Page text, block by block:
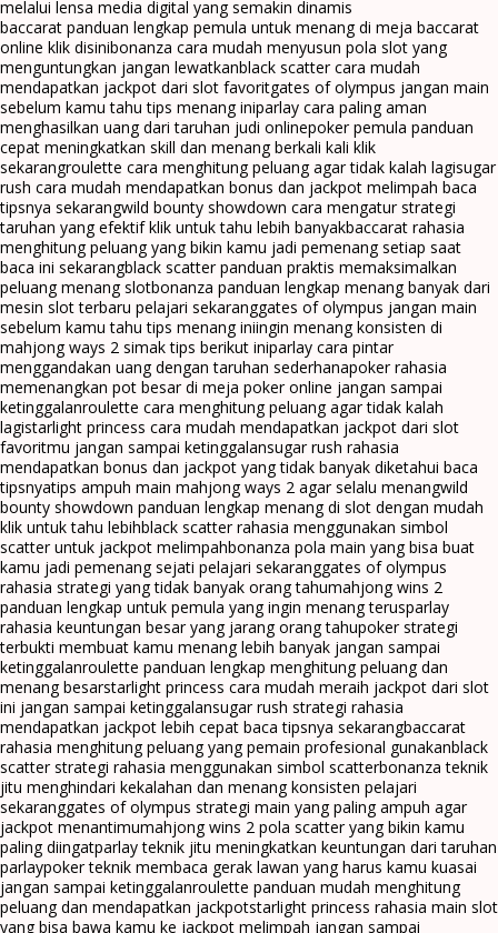
melalui lensa media digital yang semakin dinamis
baccarat panduan lengkap pemula untuk menang di meja baccarat
online klik disinibonanza cara mudah menyusun pola slot yang
menguntungkan jangan lewatkanblack scatter cara mudah
mendapatkan jackpot dari slot favoritgates of olympus jangan main
sebelum kamu tahu tips menang iniparlay cara paling aman
menghasilkan uang dari taruhan judi onlinepoker pemula panduan
cepat meningkatkan skill dan menang berkali kali klik
sekarangroulette cara menghitung peluang agar tidak kalah lagisugar
rush cara mudah mendapatkan bonus dan jackpot melimpah baca
tipsnya sekarangwild bounty showdown cara mengatur strategi
taruhan yang efektif klik untuk tahu lebih banyakbaccarat rahasia
menghitung peluang yang bikin kamu jadi pemenang setiap saat
baca ini sekarangblack scatter panduan praktis memaksimalkan
peluang menang slotbonanza panduan lengkap menang banyak dari
mesin slot terbaru pelajari sekaranggates of olympus jangan main
sebelum kamu tahu tips menang iniingin menang konsisten di
mahjong ways 2 simak tips berikut iniparlay cara pintar
menggandakan uang dengan taruhan sederhanapoker rahasia
memenangkan pot besar di meja poker online jangan sampai
ketinggalanroulette cara menghitung peluang agar tidak kalah
lagistarlight princess cara mudah mendapatkan jackpot dari slot
favoritmu jangan sampai ketinggalansugar rush rahasia
mendapatkan bonus dan jackpot yang tidak banyak diketahui baca
tipsnyatips ampuh main mahjong ways 2 agar selalu menangwild
bounty showdown panduan lengkap menang di slot dengan mudah
klik untuk tahu lebihblack scatter rahasia menggunakan simbol
scatter untuk jackpot melimpahbonanza pola main yang bisa buat
kamu jadi pemenang sejati pelajari sekaranggates of olympus
rahasia strategi yang tidak banyak orang tahumahjong wins 2
panduan lengkap untuk pemula yang ingin menang terusparlay
rahasia keuntungan besar yang jarang orang tahupoker strategi
terbukti membuat kamu menang lebih banyak jangan sampai
ketinggalanroulette panduan lengkap menghitung peluang dan
menang besarstarlight princess cara mudah meraih jackpot dari slot
ini jangan sampai ketinggalansugar rush strategi rahasia
mendapatkan jackpot lebih cepat baca tipsnya sekarangbaccarat
rahasia menghitung peluang yang pemain profesional gunakanblack
scatter strategi rahasia menggunakan simbol scatterbonanza teknik
jitu menghindari kekalahan dan menang konsisten pelajari
sekaranggates of olympus strategi main yang paling ampuh agar
jackpot menantimumahjong wins 2 pola scatter yang bikin kamu
paling diingatparlay teknik jitu meningkatkan keuntungan dari taruhan
parlaypoker teknik membaca gerak lawan yang harus kamu kuasai
jangan sampai ketinggalanroulette panduan mudah menghitung
peluang dan mendapatkan jackpotstarlight princess rahasia main slot
yang bisa bawa kamu ke jackpot melimpah jangan sampai